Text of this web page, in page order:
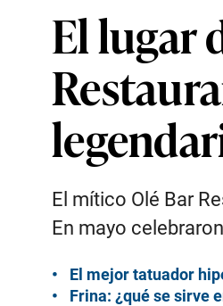
El lugar
El mítico Olé Bar
En mayo
El mejor tatuador
Frina: ¿qué se sirve